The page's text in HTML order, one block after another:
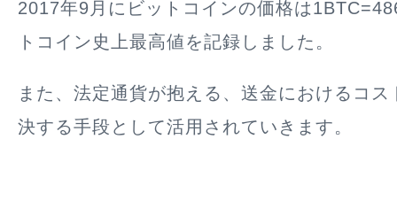
2017年9月にビットコインの価格は
トコイン史上最高値を記録しました。
また、法定通貨が抱える、送金におけるコ
決する手段として活用されていきます。